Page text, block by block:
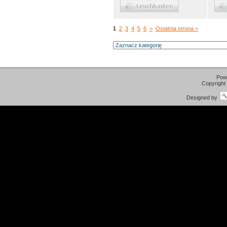
1 2 3 4 5 6 > Ostatnia strona >
Designed by